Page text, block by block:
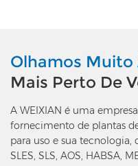
realizamos, a maioria
deles foi chave na mão,
incluindo, mas não se
produção LABSA (ácido
sulfônico)· Linha de
produção SLES· Linha de
produção SLS· Linha de
Olhamos Muito
Mais Perto De
A WEIXIAN é uma
fornecimento de plantas
para uso e sua tecnologia,
SLES, SLS, AOS, HABSA,